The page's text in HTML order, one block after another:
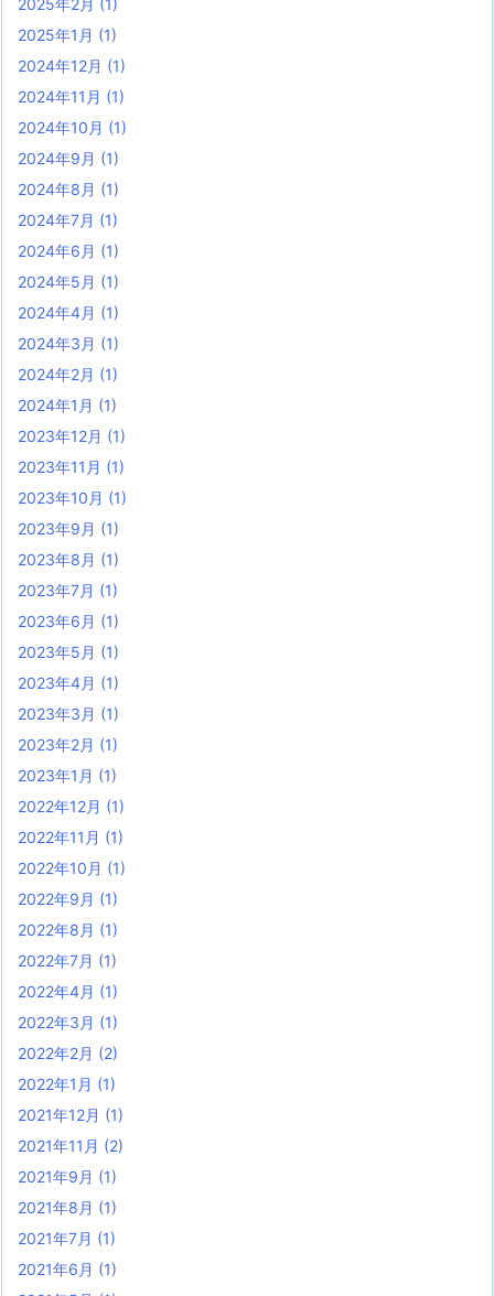
2025年2月 (1)
2025年1月 (1)
2024年12月 (1)
2024年11月 (1)
2024年10月 (1)
2024年9月 (1)
2024年8月 (1)
2024年7月 (1)
2024年6月 (1)
2024年5月 (1)
2024年4月 (1)
2024年3月 (1)
2024年2月 (1)
2024年1月 (1)
2023年12月 (1)
2023年11月 (1)
2023年10月 (1)
2023年9月 (1)
2023年8月 (1)
2023年7月 (1)
2023年6月 (1)
2023年5月 (1)
2023年4月 (1)
2023年3月 (1)
2023年2月 (1)
2023年1月 (1)
2022年12月 (1)
2022年11月 (1)
2022年10月 (1)
2022年9月 (1)
2022年8月 (1)
2022年7月 (1)
2022年4月 (1)
2022年3月 (1)
2022年2月 (2)
2022年1月 (1)
2021年12月 (1)
2021年11月 (2)
2021年9月 (1)
2021年8月 (1)
2021年7月 (1)
2021年6月 (1)